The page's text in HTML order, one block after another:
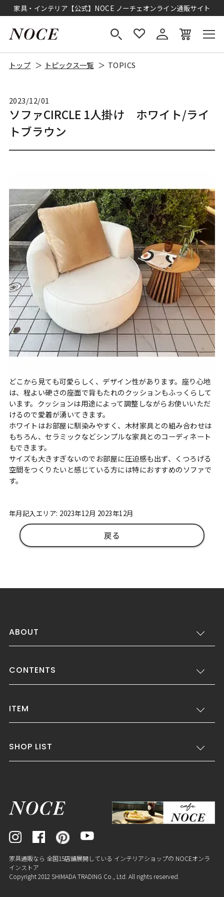
家具・インテリア【公式】NOCE ノーチェオンライン通販サイト
トップ トピックス一覧 TOPICS
2023/12/01
ソファCIRCLE 1人掛け ホワイト/ライ
トブラウン
どこから見ても可愛らしく、デザイン性があります。座り心地
は、程よい硬さの座面で背もたれのクッションもふっくらして
います。クッションは用途によって調整しながらお使いいただ
けるので愛着が湧いてきます。
ホワイトはお部屋に馴染みやすく、木材家具との組み合わせは
もちろん、セラミックなどシンプルな家具とのコーディネート
もできます。
サイズも大きすぎないのでお部屋に圧迫感も出ず、くつろげる
空間をつくりたいと感じている方には特におすすめのソファで
す。
年月記入エリア: 2023年12月 2023年12月
戻る
ABOUT
CONTENTS
ITEM
SHOP LIST
家具通販なら 全国15店舗展開している インテリアショップの NOCEオンラ
インストア
Copyright 2012 SHIMADA TRADING Co., Ltd. All rights reserved.